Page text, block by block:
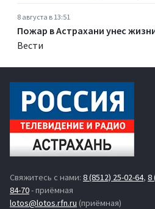
8 августа в 13:51
Пожар в Астрахани унес
Вести
Свяжитесь с нами: 8 (8512) 25-02-64, 8
84-70- приёмная
lotos@lotos.rfn.ru (приёмная)